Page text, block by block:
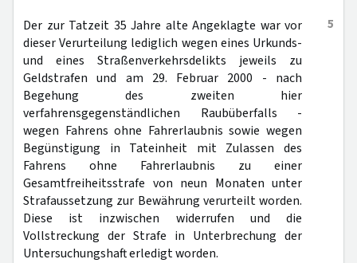
5
Der zur Tatzeit 35 Jahre alte Angeklagte war vor
dieser Verurteilung lediglich wegen eines Urkunds-
und eines Straßenverkehrsdelikts jeweils zu
Geldstrafen und am 29. Februar 2000 - nach
Begehung des zweiten hier
verfahrensgegenständlichen Raubüberfalls -
wegen Fahrens ohne Fahrerlaubnis sowie wegen
Begünstigung in Tateinheit mit Zulassen des
Fahrens ohne Fahrerlaubnis zu einer
Gesamtfreiheitsstrafe von neun Monaten unter
Strafaussetzung zur Bewährung verurteilt worden.
Diese ist inzwischen widerrufen und die
Vollstreckung der Strafe in Unterbrechung der
Untersuchungshaft erledigt worden.